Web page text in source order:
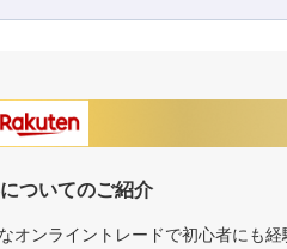
ついてのご紹介
オンライントレードで初心者にも